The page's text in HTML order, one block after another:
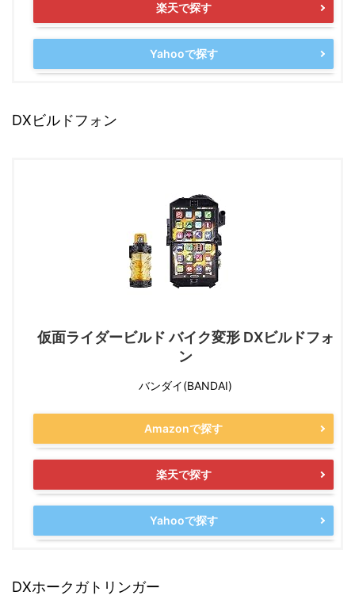
楽天で探す
Yahooで探す
DXビルドフォン
仮面ライダービルド バイク変形 DXビルドフォ
ン
バンダイ(BANDAI)
Amazonで探す
楽天で探す
Yahooで探す
DXホークガトリンガー